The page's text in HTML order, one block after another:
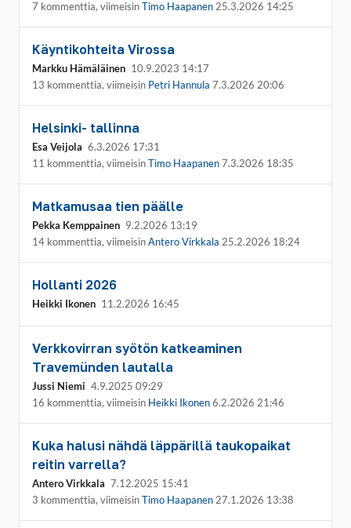
7 kommenttia, viimeisinTimo Haapanen 25.3.2026 14:25
Käyntikohteita Virossa
Markku Hämäläinen 10.9.2023 14:17
13 kommenttia, viimeisin Petri Hannula 7.3.2026 20:06
Helsinki- tallinna
Esa Veijola 6.3.2026 17:31
11 kommenttia, viimeisinTimo Haapanen7.3.2026 18:35
Matkamusaa tien päälle
Pekka Kemppainen 9.2.2026 13:19
14 kommenttia, viimeisinAntero Virkkala 25.2.2026 18:24
Hollanti 2026
Heikki Ikonen 11.2.2026 16:45
Verkkovirran syötön katkeaminen
Travemünden lautalla
Jussi Niemi 4.9.2025 09:29
16 kommenttia, viimeisin Heikki Ikonen6.2.2026 21:46
Kuka halusi nähdä läppärillä taukopaikat
reitin varrella?
Antero Virkkala 7.12.2025 15:41
3 kommenttia, viimeisinTimo Haapanen 27.1.2026 13:38